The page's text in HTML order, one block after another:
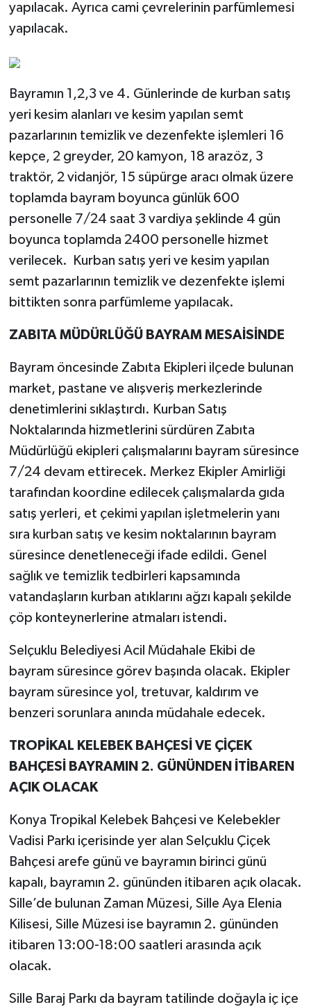
yapılacak. Ayrıca cami çevrelerinin parfümlemesi
yapılacak.
Bayramın 1,2,3 ve 4. Günlerinde de kurban satış
yeri kesim alanları ve kesim yapılan semt
pazarlarının temizlik ve dezenfekte işlemleri 16
kepçe, 2 greyder, 20 kamyon, 18 arazöz, 3
traktör, 2 vidanjör, 15 süpürge aracı olmak üzere
toplamda bayram boyunca günlük 600
personelle 7/24 saat 3 vardiya şeklinde 4 gün
boyunca toplamda 2400 personelle hizmet
verilecek. Kurban satış yeri ve kesim yapılan
semt pazarlarının temizlik ve dezenfekte işlemi
bittikten sonra parfümleme yapılacak.
ZABITA MÜDÜRLÜĞÜ BAYRAM MESAİSİNDE
Bayram öncesinde Zabıta Ekipleri ilçede bulunan
market, pastane ve alışveriş merkezlerinde
denetimlerini sıklaştırdı. Kurban Satış
Noktalarında hizmetlerini sürdüren Zabıta
Müdürlüğü ekipleri çalışmalarını bayram süresince
7/24 devam ettirecek. Merkez Ekipler Amirliği
tarafından koordine edilecek çalışmalarda gıda
satış yerleri, et çekimi yapılan işletmelerin yanı
sıra kurban satış ve kesim noktalarının bayram
süresince denetleneceği ifade edildi. Genel
sağlık ve temizlik tedbirleri kapsamında
vatandaşların kurban atıklarını ağzı kapalı şekilde
çöp konteynerlerine atmaları istendi.
Selçuklu Belediyesi Acil Müdahale Ekibi de
bayram süresince görev başında olacak. Ekipler
bayram süresince yol, tretuvar, kaldırım ve
benzeri sorunlara anında müdahale edecek.
TROPİKAL KELEBEK BAHÇESİ VE ÇİÇEK
BAHÇESİ BAYRAMIN 2. GÜNÜNDEN İTİBAREN
AÇIK OLACAK
Konya Tropikal Kelebek Bahçesi ve Kelebekler
Vadisi Parkı içerisinde yer alan Selçuklu Çiçek
Bahçesi arefe günü ve bayramın birinci günü
kapalı, bayramın 2. gününden itibaren açık olacak.
Sille’de bulunan Zaman Müzesi, Sille Aya Elenia
Kilisesi, Sille Müzesi ise bayramın 2. gününden
itibaren 13:00-18:00 saatleri arasında açık
olacak.
Sille Baraj Parkı da bayram tatilinde doğayla iç içe